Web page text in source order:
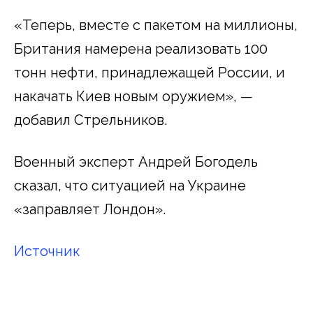
«Теперь, вместе с пакетом на миллионы,
Британия намерена реализовать 100
тонн нефти, принадлежащей России, и
накачать Киев новым оружием», —
добавил Стрельников.
Военный эксперт Андрей Богодель
сказал, что ситуацией на Украине
«заправляет Лондон».
Источник